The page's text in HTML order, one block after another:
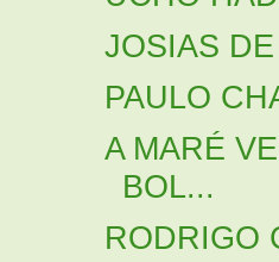
JOSIAS
PAULO
A MARÉ
BOL...
RODRIGO